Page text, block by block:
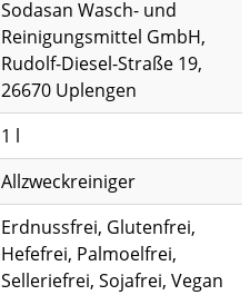
Sodasan Wasch- und
Reinigungsmittel GmbH,
Rudolf-Diesel-Straße 19,
26670 Uplengen
1 l
Allzweckreiniger
Erdnussfrei, Glutenfrei,
Hefefrei, Palmoelfrei,
Selleriefrei, Sojafrei, Vegan